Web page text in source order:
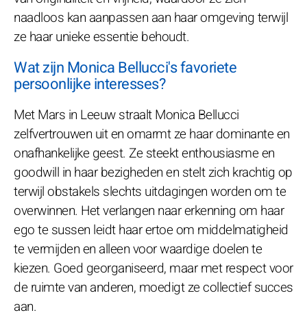
naadloos kan aanpassen aan haar omgeving terwijl
ze haar unieke essentie behoudt.
Wat zijn Monica Bellucci's favoriete
persoonlijke interesses?
Met Mars in Leeuw straalt Monica Bellucci
zelfvertrouwen uit en omarmt ze haar dominante en
onafhankelijke geest. Ze steekt enthousiasme en
goodwill in haar bezigheden en stelt zich krachtig op
terwijl obstakels slechts uitdagingen worden om te
overwinnen. Het verlangen naar erkenning om haar
ego te sussen leidt haar ertoe om middelmatigheid
te vermijden en alleen voor waardige doelen te
kiezen. Goed georganiseerd, maar met respect voor
de ruimte van anderen, moedigt ze collectief succes
aan.